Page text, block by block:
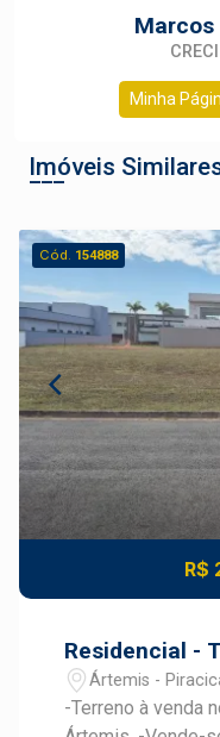
Marcos
Minha
Imóveis
Cód. 154888
R$
Residencial -
Ártemis -
-Terreno à venda